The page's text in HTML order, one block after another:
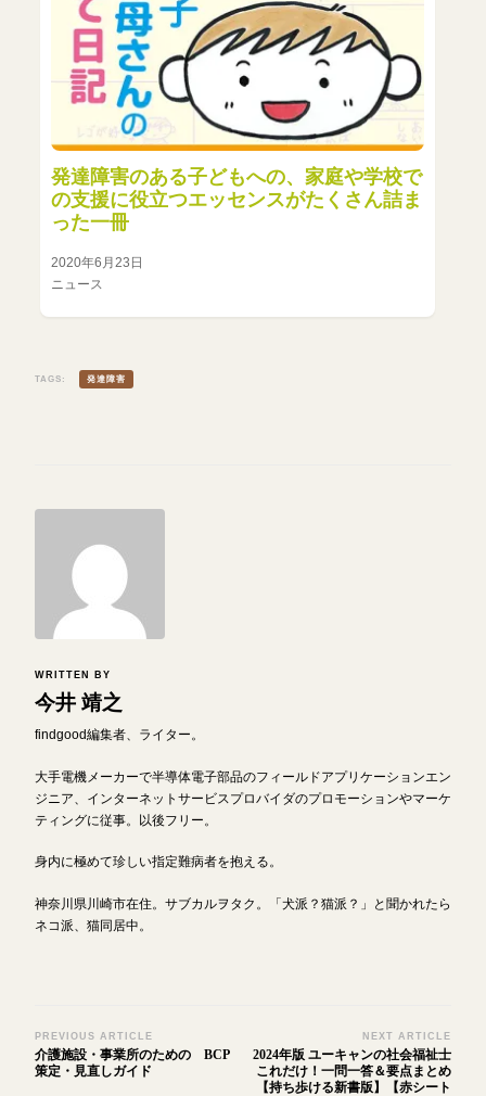
発達障害のある子どもへの、家庭や学校で
の支援に役立つエッセンスがたくさん詰ま
った一冊
2020年6月23日
ニュース
TAGS: 発達障害
WRITTEN BY
今井 靖之
findgood編集者、ライター。
大手電機メーカーで半導体電子部品のフィールドアプリケーションエン
ジニア、インターネットサービスプロバイダのプロモーションやマーケ
ティングに従事。以後フリー。
身内に極めて珍しい指定難病者を抱える。
神奈川県川崎市在住。サブカルヲタク。「犬派？猫派？」と聞かれたら
ネコ派、猫同居中。
Post
Navigation
PREVIOUS ARTICLE
介護施設・事業所のための BCP
策定・見直しガイド
NEXT ARTICLE
2024年版 ユーキャンの社会福祉士
これだけ！一問一答＆要点まとめ
【持ち歩ける新書版】【赤シート